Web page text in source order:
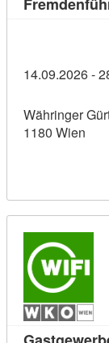
14.09.2026 -
Währinger
1180 Wien